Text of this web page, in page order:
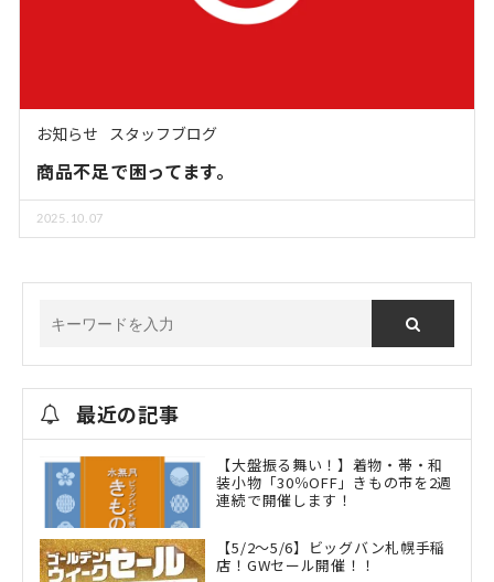
お知らせ スタッフブログ
商品不足で困ってます。
2025.10.07
最近の記事
【大盤振る舞い！】着物・帯・和
装小物「30％OFF」きもの市を2週
連続で開催します！
【5/2～5/6】ビッグバン札幌手稲
店！GWセール開催！！